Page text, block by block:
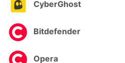
CyberGhost
Bitdefender
Opera